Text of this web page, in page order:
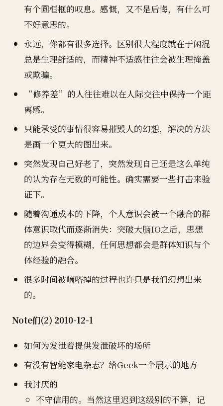
有个圆框框的叹息。感慨，又不是后悔，有什么可
不好意思的。
永远，你都有很多选择。区别很大程度就在于闲混
总是生理舒适的，而精神不适感往往会被生理掩盖
或欺骗。
“修养差”的人往往难以在人际交往中保持一个距
离感。
只能承受的事情很容易摧毁人的幻想，解决的方法
是画一个更大的图出来。
突然发现自己好老了，突然发现自己还是这么单纯
的认为存在无数的可能性。确实需要一些打击来验
证下。
随着沟通成本的下降，个人意识会被一个融合的群
体意识取代而逐渐消失：突破大脑IO之后，思想
的边界会变得模糊，任何思想都会是群体知识与个
体经验的融合。
很多时间被嘀嗒掉的过程也许只是我们幻想出来
的。
Note们(2) 2010-12-1
如何为发泄着提供发泄破坏的场所
有没有智能家电杂志？给Geek一个展示的地方
我讨厌的
不守信用的。当然这里迟到这级别的不算，记